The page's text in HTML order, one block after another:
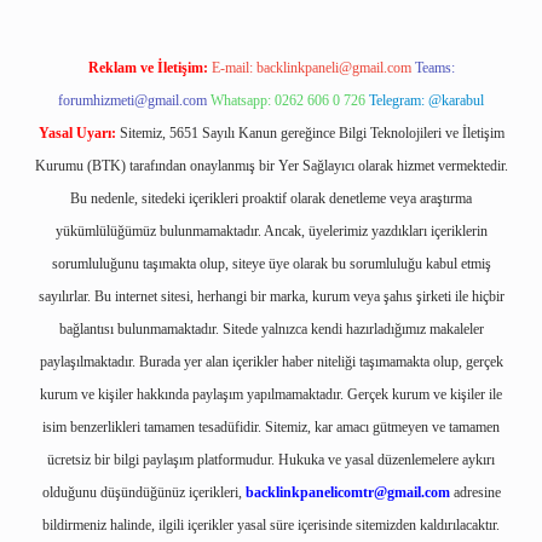
Reklam ve İletişim: E-mail: backlinkpaneli@gmail.com Teams:
forumhizmeti@gmail.com Whatsapp: 0262 606 0 726 Telegram: @karabul
Yasal Uyarı: Sitemiz, 5651 Sayılı Kanun gereğince Bilgi Teknolojileri ve İletişim
Kurumu (BTK) tarafından onaylanmış bir Yer Sağlayıcı olarak hizmet vermektedir.
Bu nedenle, sitedeki içerikleri proaktif olarak denetleme veya araştırma
yükümlülüğümüz bulunmamaktadır. Ancak, üyelerimiz yazdıkları içeriklerin
sorumluluğunu taşımakta olup, siteye üye olarak bu sorumluluğu kabul etmiş
sayılırlar. Bu internet sitesi, herhangi bir marka, kurum veya şahıs şirketi ile hiçbir
bağlantısı bulunmamaktadır. Sitede yalnızca kendi hazırladığımız makaleler
paylaşılmaktadır. Burada yer alan içerikler haber niteliği taşımamakta olup, gerçek
kurum ve kişiler hakkında paylaşım yapılmamaktadır. Gerçek kurum ve kişiler ile
isim benzerlikleri tamamen tesadüfidir. Sitemiz, kar amacı gütmeyen ve tamamen
ücretsiz bir bilgi paylaşım platformudur. Hukuka ve yasal düzenlemelere aykırı
olduğunu düşündüğünüz içerikleri, backlinkpanelicomtr@gmail.comadresine
bildirmeniz halinde, ilgili içerikler yasal süre içerisinde sitemizden kaldırılacaktır.